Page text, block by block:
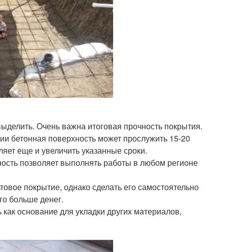
Очень важна итоговая прочность покрытия.
бетонная поверхность может прослужить 15-20
еще и увеличить указанные сроки.
позволяет выполнять работы в любом регионе
покрытие, однако сделать его самостоятельно
больше денег.
основание для укладки других материалов,